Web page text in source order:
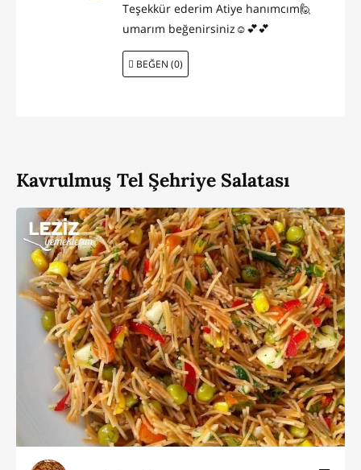
Teşekkür ederim Atiye hanımcım🙋
umarım beğenirsiniz☺💕💕
BEĞEN (0)
Kavrulmuş Tel Şehriye Salatası